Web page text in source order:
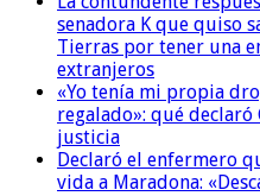
senadora K que quiso
Tierras por tener una
extranjeros
«Yo tenía mi propia
regalado»: qué declaró
justicia
Declaró el enfermero
vida a Maradona: